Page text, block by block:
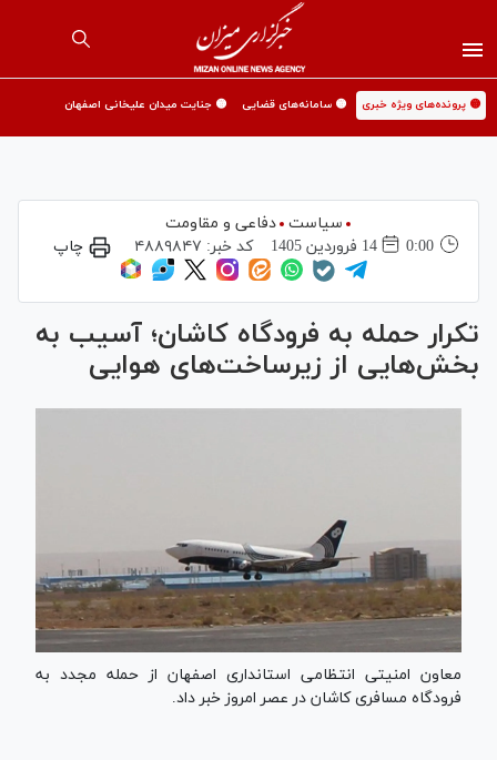
🟡 پرونده‌های ویژه خبری 🟡 سامانه‌های قضایی 🟡 جنایت میدان علیخانی اصفهان
سیاست
دفاعی و مقاومت
0:00
14 فروردين 1405 کد خبر: ۴۸۸۹۸۴۷ چاپ
تکرار حمله به فرودگاه کاشان؛ آسیب به
بخش‌هایی از زیرساخت‌های هوایی
معاون امنیتی انتظامی استانداری اصفهان از حمله مجدد به
فرودگاه مسافری کاشان در عصر امروز خبر داد.